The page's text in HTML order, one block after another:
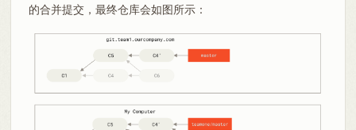
的合并提交，最终仓库会如图所示：